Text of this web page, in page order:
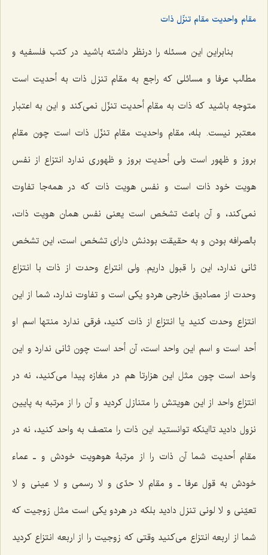
مقام واحدیت مقام تنزّل ذات
بنابراین این مسئله را درنظر داشته باشید در کتب فلسفیه و
مطالب عرفا و مسائلی که راجع به مقام تنزل ذات به أحدیت است
متوجه باشید که ذات به مقام أحدیت تنزّل نمی‌کند و این به اعتبار
معتبر نیست. بله، مقام واحدیت مقام تنزّل ذات است چون مقام
بروز و ظهور است ولی أحدیت بروز و ظهوری ندارد انتزاع از نفس
هویت خود ذات است و نفس هویت ذات که در همه‌جا تفاوت
نمی‌کند، و آن باعث تشخص است یعنی نفس همان هویت ذات،
بالصرافه بودن و به حقیقت بودنش دارای تشخص است، این تشخص
ثانی ندارد، این را قبول داریم. ولی انتراع وحدت از ذات با انتزاع
وحدت از مصادیق خارجی هردو یکی است و تفاوت ندارد، شما از این
انتزاع وحدت کنید یا انتزاع از ذات کنید، فرقی ندارد منتها اسم او
أحد است و اسم این واحد است، آن أحد است چون ثانی ندارد و این
واحد است چون مثل این هزارتا هم در مغازه پیدا می‌کنید، نه در
انتزاع واحد از این هویتش را متنازل کردید و آن را از مرتبه به پایین
نزول دادید تااینکه توانستید این ذات را متصف به واحد کنید، نه در
مقام أحدیت شما آن ذات را از مرتبۀ هوهویت خودش و ـ عماء
خودش به قول عرفا ـ و مقام لا حدّی و لا رسمی و لا عینی و لا
تعیّنی و لا لونی تنزل دادید بلکه در هردو یکی است مثل زوجیت که
شما از اربعه انتزاع می‌کنید وقتی که زوجیت را از اربعه انتزاع کردید